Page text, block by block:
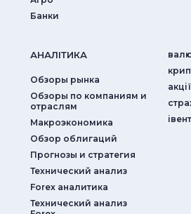
Банки
АНАЛIТИКА
Обзоры рынка
Обзоры по компаниям и
отраслям
Макроэкономика
Обзор облигаций
Прогнозы и стратегия
Технический анализ
Forex аналитика
Технический анализ
акції